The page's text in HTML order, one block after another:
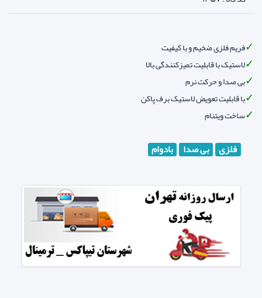
فریم فلزی ضخیم و با کیفیت
لاستیک با قابلیت تمیزکنندگی بالا
بی صدا و حرکت نرم
با قابلیت تعویض لاستیک برف پاکن
ساخت ویتنام
فلزی بی صدا بادوام